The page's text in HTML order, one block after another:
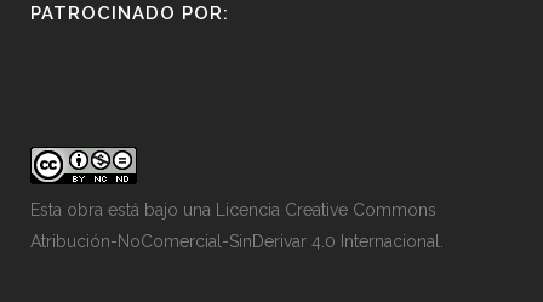
PATROCINADO POR:
Esta obra está bajo una
Licencia Creative Commons
Atribución-NoComercial-SinDerivar 4.0 Internacional